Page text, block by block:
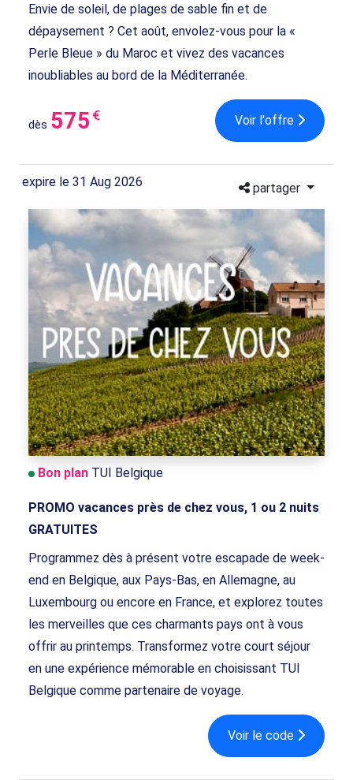
Envie de soleil, de plages de sable fin et de
dépaysement ? Cet août, envolez-vous pour la «
Perle Bleue » du Maroc et vivez des vacances
inoubliables au bord de la Méditerranée.
dès 575 € Voir l'offre
expire le 31 Aug 2026 partager
Bon plan TUI Belgique
PROMO vacances près de chez vous, 1 ou 2 nuits
GRATUITES
Programmez dès à présent votre escapade de week-
end en Belgique, aux Pays-Bas, en Allemagne, au
Luxembourg ou encore en France, et explorez toutes
les merveilles que ces charmants pays ont à vous
offrir au printemps. Transformez votre court séjour
en une expérience mémorable en choisissant TUI
Belgique comme partenaire de voyage.
Voir le code